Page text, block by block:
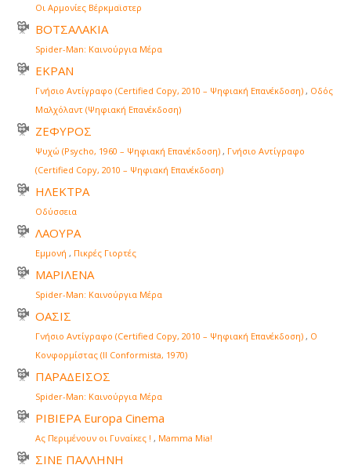
Οι Αρμονίες Βέρκμαϊστερ
ΒΟΤΣΑΛΑΚΙΑ
Spider-Man: Καινούργια Μέρα
ΕΚΡΑΝ
Γνήσιο Αντίγραφο (Certified Copy, 2010 – Ψηφιακή Επανέκδοση) , Οδός
Μαλχόλαντ (Ψηφιακή Επανέκδοση)
ΖΕΦΥΡΟΣ
Ψυχώ (Psycho, 1960 – Ψηφιακή Επανέκδοση) , Γνήσιο Αντίγραφο
(Certified Copy, 2010 – Ψηφιακή Επανέκδοση)
ΗΛΕΚΤΡΑ
Οδύσσεια
ΛΑΟΥΡΑ
Εμμονή , Πικρές Γιορτές
ΜΑΡΙΛΕΝΑ
Spider-Man: Καινούργια Μέρα
ΟΑΣΙΣ
Γνήσιο Αντίγραφο (Certified Copy, 2010 – Ψηφιακή Επανέκδοση) , Ο
Κονφορμίστας (Il Conformista, 1970)
ΠΑΡΑΔΕΙΣΟΣ
Spider-Man: Καινούργια Μέρα
ΡΙΒΙΕΡΑ Europa Cinema
Ας Περιμένουν οι Γυναίκες ! , Mamma Mia!
ΣΙΝΕ ΠΑΛΛΗΝΗ